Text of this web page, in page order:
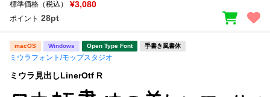
標準価格（税込） ¥3,080
ポイント 28pt
macOS Windows Open Type Font 手書き風書体
ミウラフォント/モップスタジオ
ミウラ見出しLinerOtf R